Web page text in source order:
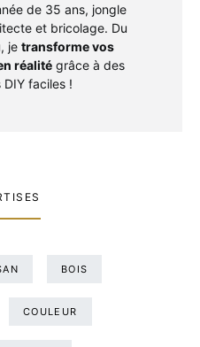
de 35 ans, jongle
et bricolage. Du
je transforme vos
réalitégrâce à des
faciles !
BOIS
COULEUR